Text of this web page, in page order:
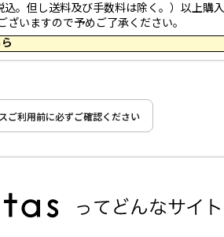
。但し送料及び手数料は除く。）以上購
いますので予めご了承ください。
ご利用前に必ずご確認ください